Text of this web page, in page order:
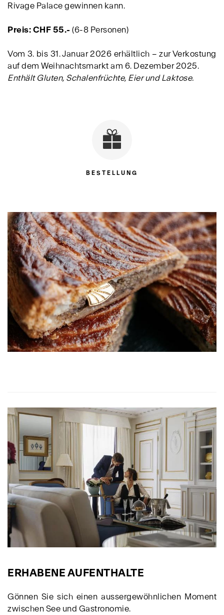
Rivage Palace gewinnen kann.
Preis: CHF 55.- (6-8 Personen)
Vom 3. bis 31. Januar 2026 erhältlich – zur Verkostung
auf dem Weihnachtsmarkt am 6. Dezember 2025.
Enthält Gluten, Schalenfrüchte, Eier und Laktose.
BESTELLUNG
ERHABENE AUFENTHALTE
Gönnen Sie sich einen aussergewöhnlichen Moment
zwischen See und Gastronomie.